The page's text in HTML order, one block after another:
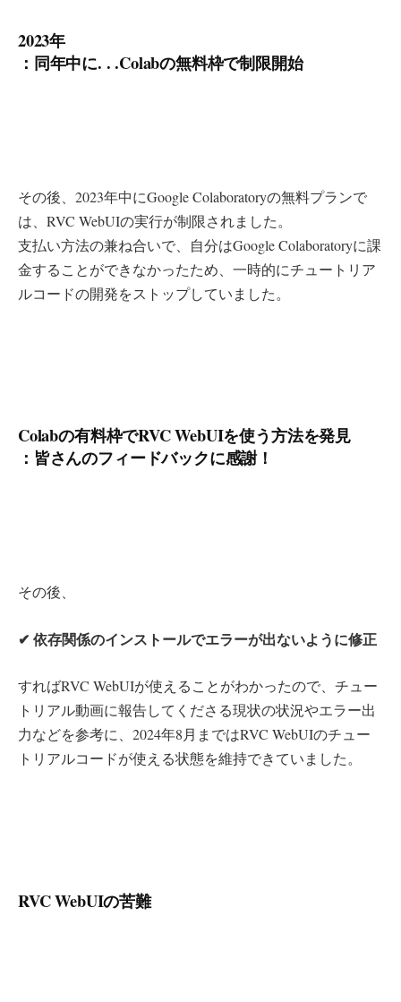
2023年
：同年中に. . .Colabの無料枠で制限開始
その後、2023年中にGoogle Colaboratoryの無料プランで
は、RVC WebUIの実行が制限されました。
支払い方法の兼ね合いで、自分はGoogle Colaboratoryに課
金することができなかったため、一時的にチュートリア
ルコードの開発をストップしていました。
Colabの有料枠でRVC WebUIを使う方法を発見
：皆さんのフィードバックに感謝！
その後、
✔︎ 依存関係のインストールでエラーが出ないように修正
すればRVC WebUIが使えることがわかったので、チュー
トリアル動画に報告してくださる現状の状況やエラー出
力などを参考に、2024年8月まではRVC WebUIのチュー
トリアルコードが使える状態を維持できていました。
RVC WebUIの苦難